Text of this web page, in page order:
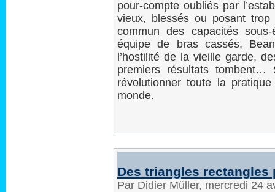
pour-compte oubliés par
vieux, blessés ou posant
commun des capacités
équipe de bras cassés,
l’hostilité de la vieille garde,
premiers résultats
révolutionner toute la
monde.
Des triangles
Par Didier Müller, mercredi 24